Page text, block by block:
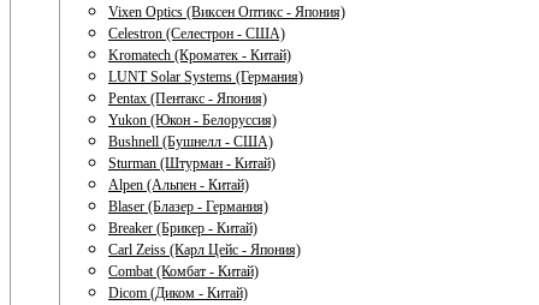
Vixen Optics (Виксен Оптикс - Япония)
Celestron (Селестрон - США)
Kromatech (Кроматек - Китай)
LUNT Solar Systems (Германия)
Pentax (Пентакс - Япония)
Yukon (Юкон - Белоруссия)
Bushnell (Бушнелл - США)
Sturman (Штурман - Китай)
Alpen (Альпен - Китай)
Blaser (Блазер - Германия)
Breaker (Брикер - Китай)
Carl Zeiss (Карл Цейс - Япония)
Combat (Комбат - Китай)
Dicom (Диком - Китай)